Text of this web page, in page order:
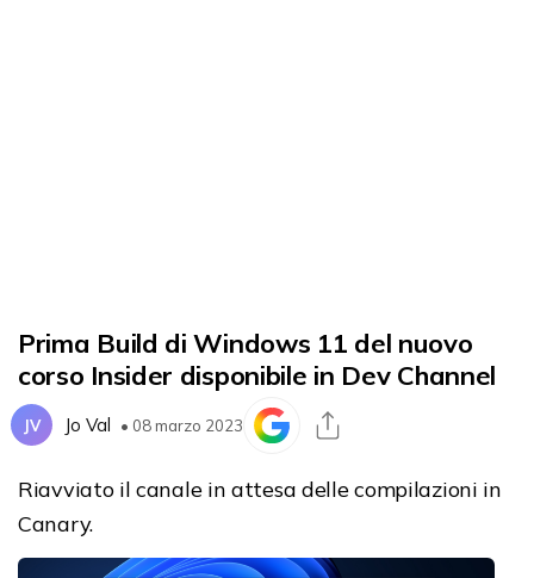
Prima Build di Windows 11 del nuovo
corso Insider disponibile in Dev Channel
JV Jo Val • 08 marzo 2023
Riavviato il canale in attesa delle compilazioni in
Canary.